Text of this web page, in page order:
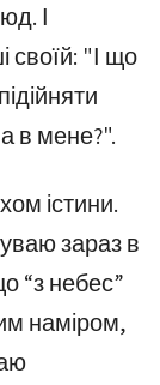
І
своїй: "І що
в мене?".
істини.
зараз в
“з небес”
наміром,